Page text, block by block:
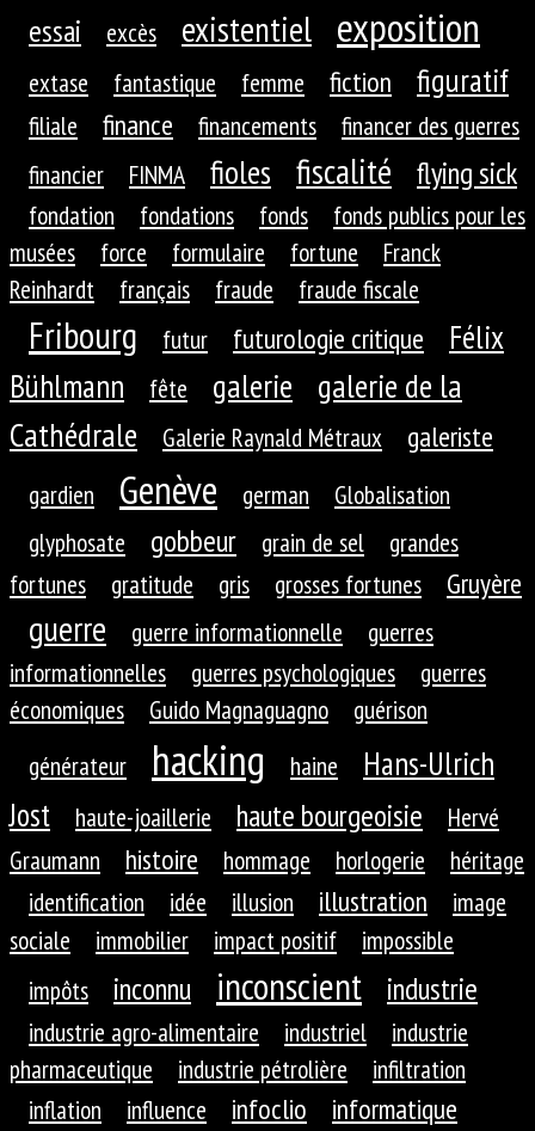
essai excès existentiel exposition
extase fantastique femme fiction figuratif
filiale finance financements
financer des guerres
financier
FINMA fioles fiscalité flying sick
fondation fondations fonds
fonds publics pour les
musées
force formulaire fortune
Franck
Reinhardt
français fraude fraude fiscale
Fribourg futur futurologie critique
Félix
Bühlmann
fête galerie
galerie de la
Cathédrale
Galerie Raynald Métraux galeriste
gardien Genève german
Globalisation
glyphosate
gobbeur grain de sel
grandes
fortunes
gratitude gris grosses fortunes Gruyère
guerre guerre informationnelle
guerres
informationnelles
guerres psychologiques
guerres
économiques
Guido Magnaguagno
guérison
générateur
hacking haine
Hans-Ulrich
Jost
haute-joaillerie haute bourgeoisie
Hervé
Graumann
histoire hommage horlogerie
héritage
identification
idée illusion illustration
image
sociale
immobilier impact positif
impossible
impôts
inconnu inconscient industrie
industrie agro-alimentaire industriel
industrie
pharmaceutique
industrie pétrolière
infiltration
inflation
influence infoclio informatique